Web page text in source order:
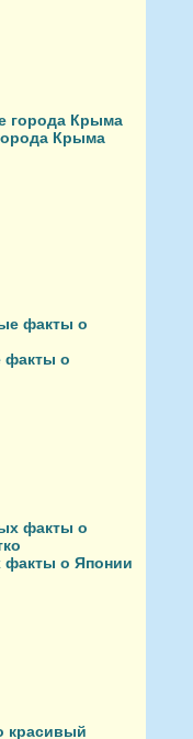
Крыма
факты о
факты о Японии